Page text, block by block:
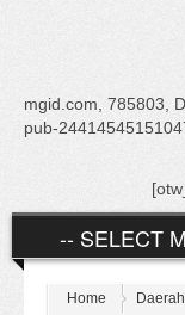
mgid.com, 785803,
pub-
Home Daerah